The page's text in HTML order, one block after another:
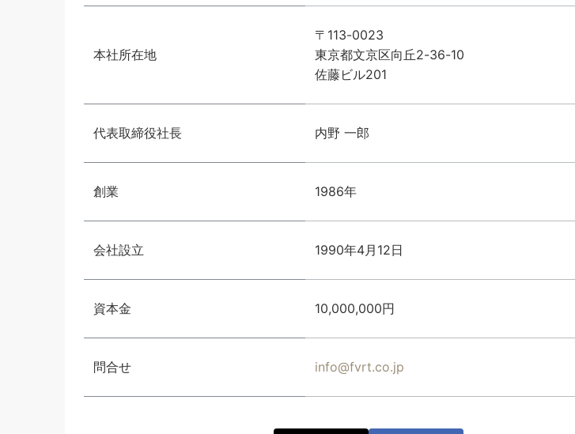
本社所在地
〒113-0023
東京都文京区向丘2-36-10
佐藤ビル201
代表取締役社長 内野 一郎
創業 1986年
会社設立 1990年4月12日
資本金 10,000,000円
問合せ info@fvrt.co.jp